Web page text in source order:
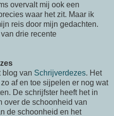
overvalt mij ook een
waar het zit. Maar ik
reis door mijn gedachten.
drie recente
blog van Schrijverdezes. Het
af en toe sijpelen er nog wat
De schrijfster heeft het in
over de schoonheid van
de schoonheid en het